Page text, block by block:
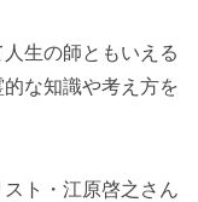
生の師ともいえる
な知識や考え方を
ト・江原啓之さん